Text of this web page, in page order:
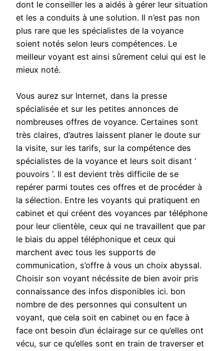
dont le conseiller les a aidés à gérer leur situation
et les a conduits à une solution. Il n’est pas non
plus rare que les spécialistes de la voyance
soient notés selon leurs compétences. Le
meilleur voyant est ainsi sûrement celui qui est le
mieux noté.
Vous aurez sur Internet, dans la presse
spécialisée et sur les petites annonces de
nombreuses offres de voyance. Certaines sont
très claires, d’autres laissent planer le doute sur
la visite, sur les tarifs, sur la compétence des
spécialistes de la voyance et leurs soit disant ‘
pouvoirs ‘. Il est devient très difficile de se
repérer parmi toutes ces offres et de procéder à
la sélection. Entre les voyants qui pratiquent en
cabinet et qui créent des voyances par téléphone
pour leur clientèle, ceux qui ne travaillent que par
le biais du appel téléphonique et ceux qui
marchent avec tous les supports de
communication, s’offre à vous un choix abyssal.
Choisir son voyant nécéssite de bien avoir pris
connaissance des infos disponibles ici. bon
nombre de des personnes qui consultent un
voyant, que cela soit en cabinet ou en face à
face ont besoin d’un éclairage sur ce qu’elles ont
vécu, sur ce qu’elles sont en train de traverser et